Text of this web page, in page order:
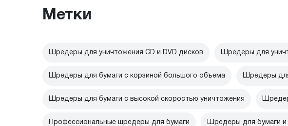
Метки
Шредеры для уничтожения CD и DVD дисков Шредеры для
Шредеры для бумаги с корзиной большого объема Шредеры
Шредеры для бумаги с высокой скоростью уничтожения
Профессиональные шредеры для бумаги Шредеры для бумаги и